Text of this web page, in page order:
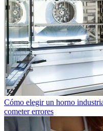
Cómo elegir un horno
cometer errores